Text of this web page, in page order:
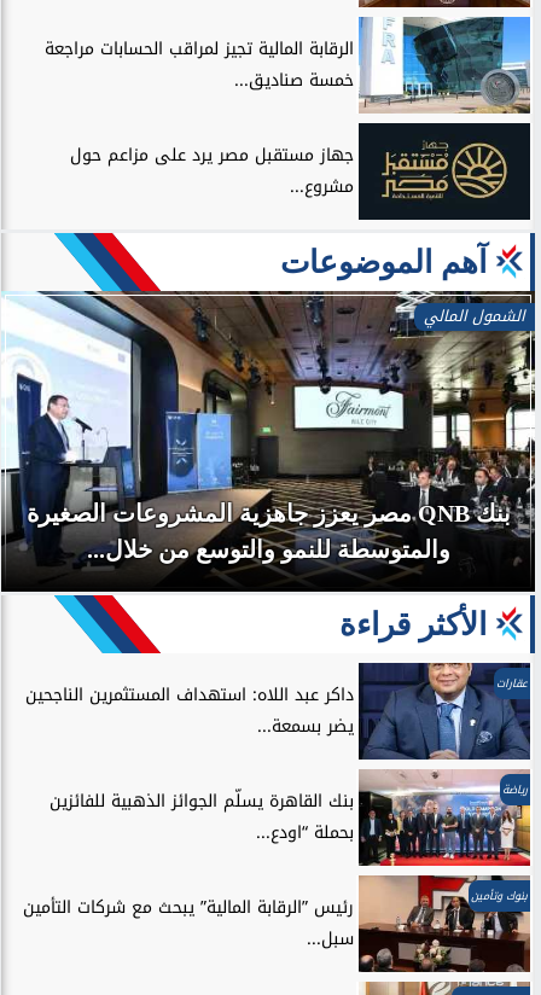
الرقابة المالية تجيز لمراقب الحسابات مراجعة
خمسة صناديق...
جهاز مستقبل مصر يرد على مزاعم حول
مشروع...
آهم الموضوعات
الشمول المالي
بنك QNB مصر يعزز جاهزية المشروعات الصغيرة
والمتوسطة للنمو والتوسع من خلال...
الأكثر قراءة
عقارات
داكر عبد اللاه: استهداف المستثمرين الناجحين
يضر بسمعة...
رياضة
بنك القاهرة يسلّم الجوائز الذهبية للفائزين
بحملة “اودع...
بنوك وتأمين
رئيس ”الرقابة المالية” يبحث مع شركات التأمين
سبل...